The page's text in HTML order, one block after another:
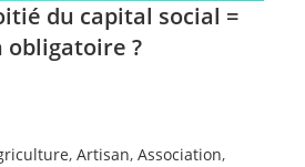
du capital social =
?
,Artisan,Association,